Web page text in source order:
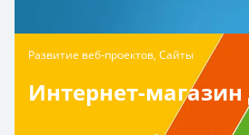
Развитие веб-проектов, Сайты
Интернет-магазин